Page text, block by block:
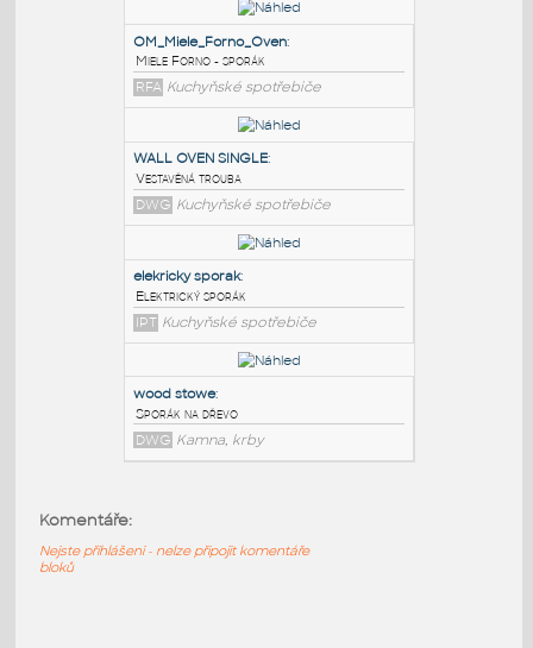
PODOBNÉ BLOKY
OM_Miele_Forno_Oven
Miele Forno - sporák
RFA Kuchyňské spotřebiče
WALL OVEN SINGLE:
Vestavěná trouba
DWG Kuchyňské spotřebiče
Kuchyňské spotřebiče
Komentáře:
Nejste přihlášeni - nelze připojit komentáře
bloků